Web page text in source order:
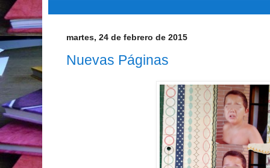
martes, 24 de febrero de 2015
Nuevas Páginas